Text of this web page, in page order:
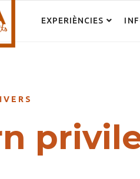
EXPERIÈNCIES